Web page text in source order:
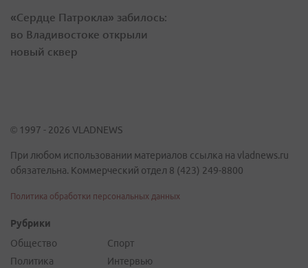
«Сердце Патрокла» забилось:
во Владивостоке открыли
новый сквер
© 1997 - 2026 VLADNEWS
При любом использовании материалов ссылка на vladnews.ru
обязательна. Коммерческий отдел 8 (423) 249-8800
Политика обработки персональных данных
Рубрики
Общество
Политика
Спорт
Интервью